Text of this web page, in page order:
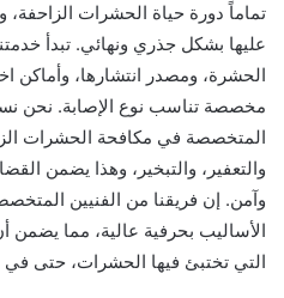
تماماً دورة حياة الحشرات الزاحفة،
عليها بشكل جذري ونهائي. تبدأ
الحشرة، ومصدر انتشارها، وأماكن
مخصصة تناسب نوع الإصابة. نحن
المتخصصة في مكافحة الحشرات
والتعفير، والتبخير، وهذا يضمن
وآمن. إن فريقنا من الفنيين
الأساليب بحرفية عالية، مما يضمن
التي تختبئ فيها الحشرات، حتى في